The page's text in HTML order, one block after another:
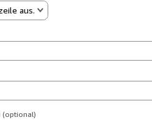
aus.
(optional)